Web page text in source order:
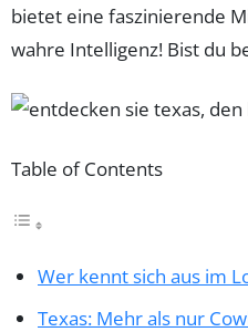
bietet eine faszinierende
wahre Intelligenz! Bist du
Table of Contents
Wer kennt sich aus im
Texas: Mehr als nur